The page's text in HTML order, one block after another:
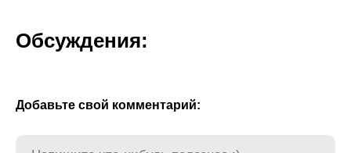
Обсуждения:
Добавьте свой комментарий: